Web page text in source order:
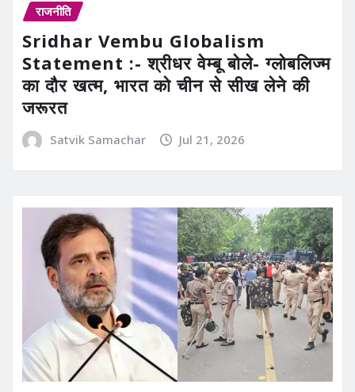
राजनीति
Sridhar Vembu Globalism
Statement :- श्रीधर वेम्बू बोले- ग्लोबलिज्म
का दौर खत्म, भारत को चीन से सीख लेने की
जरूरत
Satvik Samachar Jul 21, 2026